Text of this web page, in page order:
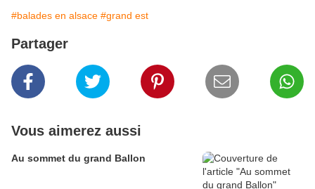
#balades en alsace #grand est
Partager
Vous aimerez aussi
Au sommet du grand Ballon